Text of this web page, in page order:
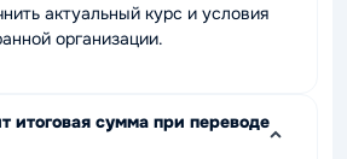
актуальный курс и условия
организации.
итоговая сумма при переводе